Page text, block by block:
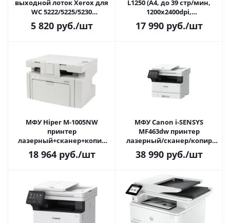
выходной лоток Xerox для
WC 5222/5225/5230
(497K03640)
5 820руб./шт
L1250 (A4, до 39 стр/мин,
1200x2400dpi,
монохромный, дуплекс,
СНПЧ, USB2.0/LAN/Wi-Fi, в
17 990руб./шт
МФУ Hiper M-1005NW
принтер
лазерный+сканер+копир
(A4, 22ppm, 1200dpi, 256Mb,
ADF на 35л, USB2.0/LAN/Wi-
18 964руб./шт
МФУ Canon i-SENSYS
MF463dw принтер
лазерный/сканер/копир
(A4, 40 стр/мин, 1200 dpi, 1Гб,
DADF, USB/LAN/WiFi, 80000
38 990руб./шт